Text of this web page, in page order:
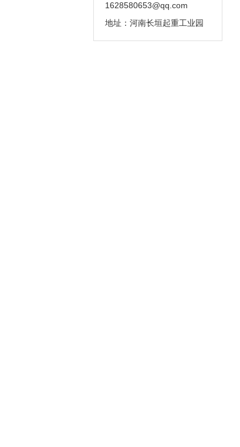
1628580653@qq.com
地址： 河南长垣起重工业园